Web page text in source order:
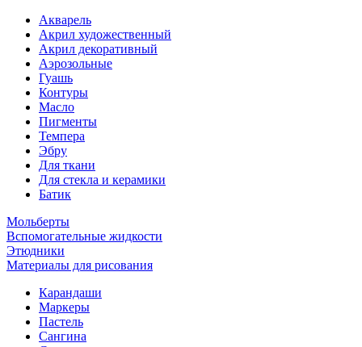
Акварель
Акрил художественный
Акрил декоративный
Аэрозольные
Гуашь
Контуры
Масло
Пигменты
Темпера
Эбру
Для ткани
Для стекла и керамики
Батик
Мольберты
Вспомогательные жидкости
Этюдники
Материалы для рисования
Карандаши
Маркеры
Пастель
Сангина